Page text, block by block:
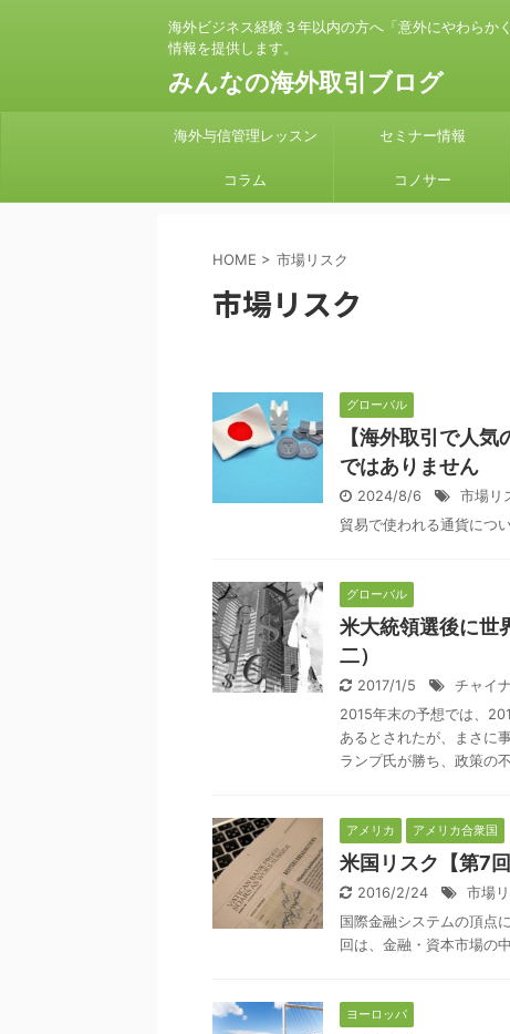
海外ビジネス経験３年以内の方へ「意外にやわらか
情報を提供します。
みんなの海外取引ブログ
海外与信管理レッスン セミナー情報
コラム コノサー
HOME > 市場リスク
市場リスク
グローバル
【海外取引で人
ではありません
2024/8/6 市場リ
貿易で使われる通貨につ
グローバル
米大統領選後に
二）
2017/1/5 チャイ
2015年末の予想では、
あるとされたが、まさに
ランプ氏が勝ち、政策の
アメリカ アメリカ合衆国
米国リスク【第7
2016/2/24 市場
国際金融システムの頂点
回は、金融・資本市場の
ヨーロッパ